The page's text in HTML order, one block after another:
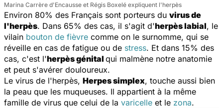
Marina Carrère d'Encausse et Régis Boxelé expliquent l'herpès
Environ 80% des Français sont porteurs du virus de
l'herpès. Dans 65% des cas, il s'agit d'herpès labial, le
vilain bouton de fièvre comme on le surnomme, qui se
réveille en cas de fatigue ou de stress. Et dans 15% des
cas, c'est l'herpès génital qui malmène notre anatomie
et peut s'avérer douloureux.
Le virus de l'herpès, Herpes simplex, touche aussi bien
la peau que les muqueuses. Il appartient à la même
famille de virus que celui de la varicelle et le zona.